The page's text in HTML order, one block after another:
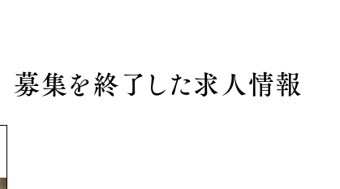
募集を終了した求人情報